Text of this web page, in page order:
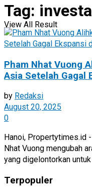
View All Result
Tag:
Pham Nhat Vuong
Asia Setelah Gagal
by Redaksi
August 20, 2025
0
Hanoi, Propertytimes.id
Nhat Vuong mengubah
yang digelontorkan
Terpopuler